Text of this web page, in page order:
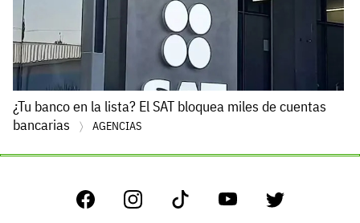
¿Tu banco en la lista? El SAT bloquea miles de cuentas
bancarias
AGENCIAS